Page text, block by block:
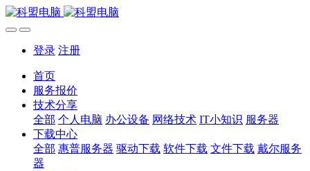
登录 注册
首页
服务报价
技术分享
全部 个人电脑 办公设备 网络技术 IT小知识 服务器
下载中心
全部 惠普服务器 驱动下载 软件下载 文件下载 戴尔服务
器